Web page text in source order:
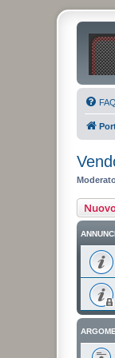
FAQ
ANNUNCI